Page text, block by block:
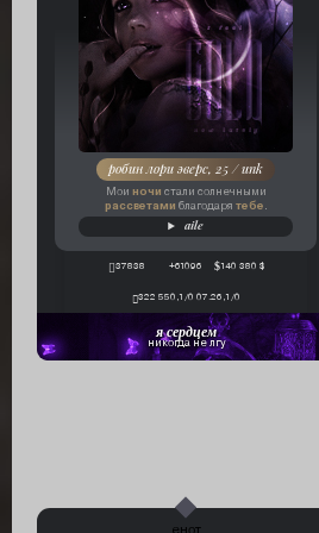
робин лори эверс, 25 / unk
Мои ночи стали солнечными
рассветами благодаря тебе .
aile
37838 +61096 140 380 $
322 550,1/0 07.26,1/0
я сердцем
никогда не лгу